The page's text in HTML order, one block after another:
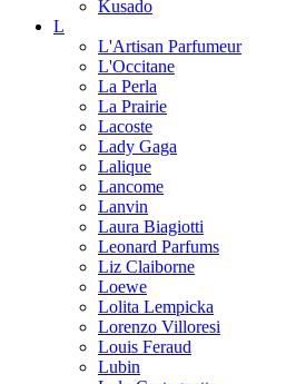
Kusado
L
L'Artisan Parfumeur
L'Occitane
La Perla
La Prairie
Lacoste
Lady Gaga
Lalique
Lancome
Lanvin
Laura Biagiotti
Leonard Parfums
Liz Claiborne
Loewe
Lolita Lempicka
Lorenzo Villoresi
Louis Feraud
Lubin